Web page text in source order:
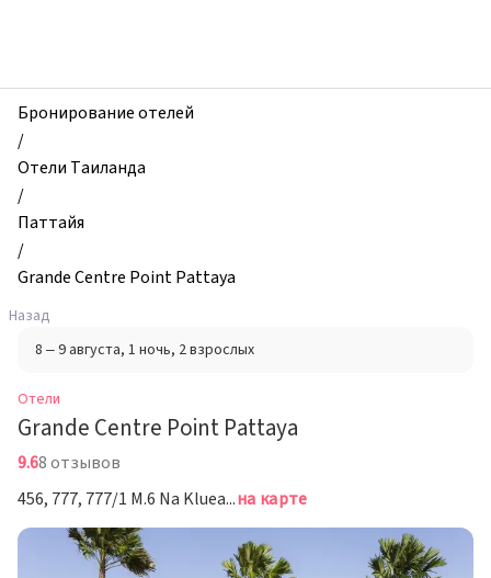
Grande
Centre
Point
Pattaya,
Паттайя,
Таиланд
Бронирование отелей
/
Отели Таиланда
/
Паттайя
/
Grande Centre Point Pattaya
Назад
8 – 9 августа, 1 ночь, 2 взрослых
Отели
Grande Centre Point Pattaya
9.68 отзывов
456, 777, 777/1 M.6 Na Kluea, Паттайяна карте